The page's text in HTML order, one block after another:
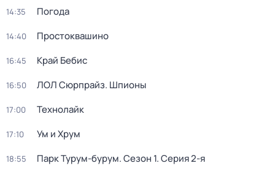
14:35 Погода
14:40 Простоквашино
16:45 Край Бебис
16:50 ЛОЛ Сюрпрайз. Шпионы
17:00 Технолайк
17:10 Ум и Хрум
18:55 Парк Турум-бурум. Сезон 1. Серия 2-я